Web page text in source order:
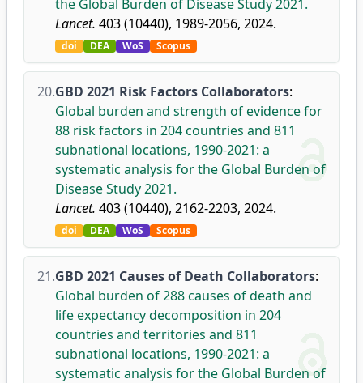
the Global Burden of Disease Study 2021.
Lancet. 403 (10440), 1989-2056, 2024.
doi DEA WoS Scopus
20.GBD 2021 Risk Factors Collaborators:
Global burden and strength of evidence for
88 risk factors in 204 countries and 811
subnational locations, 1990-2021: a
systematic analysis for the Global Burden of
Disease Study 2021.
Lancet. 403 (10440), 2162-2203, 2024.
doi DEA WoS Scopus
21.GBD 2021 Causes of Death Collaborators:
Global burden of 288 causes of death and
life expectancy decomposition in 204
countries and territories and 811
subnational locations, 1990-2021: a
systematic analysis for the Global Burden of